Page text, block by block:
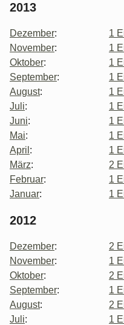
2013
Dezember:
1
November:
1
Oktober:
1
September:
1
August:
1
Juli:
1
Juni:
1
Mai:
1
April :
1
März:
2
Februar:
1
Januar: 1
2012
Dezember:
2
November:
1
Oktober:
2
September:
1
August:
2
Juli:
1